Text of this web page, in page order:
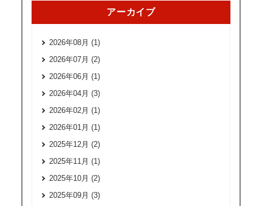
アーカイブ
2026年08月 (1)
2026年07月 (2)
2026年06月 (1)
2026年04月 (3)
2026年02月 (1)
2026年01月 (1)
2025年12月 (2)
2025年11月 (1)
2025年10月 (2)
2025年09月 (3)